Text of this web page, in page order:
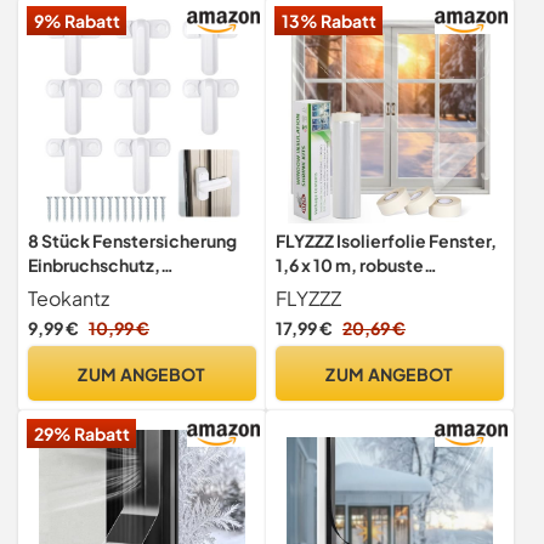
9% Rabatt
8 Stück Fenstersicherung
Einbruchschutz,
Fenstersicherung mit 16
Schrauben, Fensterriegel
für Upvc Fenster und
Teokantz
9,99 € 10,99 €
ZUM ANGEBOT
13% Rabatt
FLYZZZ Isolierfolie Fenster,
1,6 x 10 m, robuste
Thermofolie Fenster Gegen
Kälte für den Innenbereich,
mit sauber entfernbarem
von Zugluft
FLYZZZ
17,99 € 20,69 €
ZUM ANGEBOT
29% Rabatt